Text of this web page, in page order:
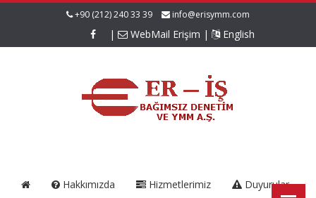
+90 (212) 240 33 39 info@erisymm.com
| WebMail Erişim | English
Hakkımızda Hizmetlerimiz Duyurular